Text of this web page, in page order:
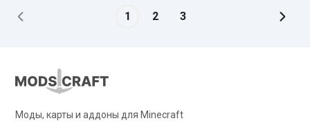
1 2 3
Моды, карты и аддоны для Minecraft